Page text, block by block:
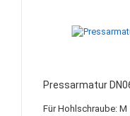
Pressarmatur
Für Hohlschraube: M